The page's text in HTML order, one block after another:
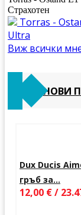
Страхотен
Torras -
Ultra
Виж всички
НОВИ
Dux Ducis
гръб за...
12,00 € /